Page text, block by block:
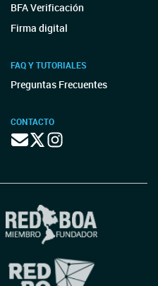
BFA Verificación
Firma digital
FAQ Y TUTORIALES
Preguntas Frecuentes
CONTACTO